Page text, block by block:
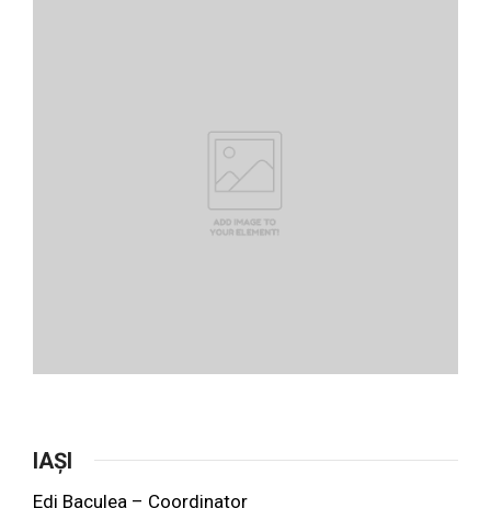
IAȘI
Edi Baculea – Coordinator